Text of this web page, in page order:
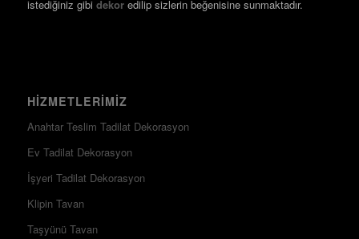
istediğiniz gibi dekoredilip sizlerin beğenisine sunmaktadır.
HIZMETLERIMIZ
Anahtar Teslim Tadilat Dekorasyon
Ev Tadilat Dekorasyon
İşyeri Tadilat Dekorasyon
Klipin Tavan
Taşyünü Tavan